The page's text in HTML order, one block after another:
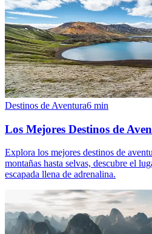
Destinos de Aventura6 min
Los Mejores Destinos de
Explora los mejores destinos de
montañas hasta selvas, descubre el
escapada llena de adrenalina.